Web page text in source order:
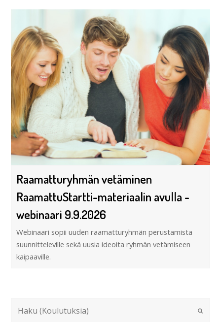
Raamatturyhmän vetäminen
RaamattuStartti-materiaalin avulla -
webinaari 9.9.2026
Webinaari sopii uuden raamatturyhmän perustamista
suunnitteleville sekä uusia ideoita ryhmän vetämiseen
kaipaaville.